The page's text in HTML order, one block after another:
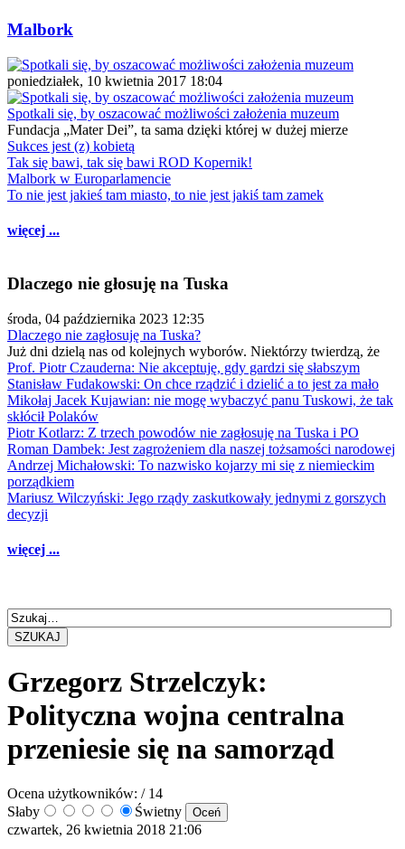
Malbork
poniedziałek, 10 kwietnia 2017 18:04
Spotkali się, by oszacować możliwości założenia muzeum
Fundacja „Mater Dei”, ta sama dzięki której w dużej mierze
Sukces jest (z) kobietą
Tak się bawi, tak się bawi ROD Kopernik!
Malbork w Europarlamencie
To nie jest jakieś tam miasto, to nie jest jakiś tam zamek
więcej ...
Dlaczego nie głosuję na Tuska
środa, 04 października 2023 12:35
Dlaczego nie zagłosuję na Tuska?
Już dni dzielą nas od kolejnych wyborów. Niektórzy twierdzą, że
Prof. Piotr Czauderna: Nie akceptuję, gdy gardzi się słabszym
Stanisław Fudakowski: On chce rządzić i dzielić a to jest za mało
Mikołaj Jacek Kujawian: nie mogę wybaczyć panu Tuskowi, że tak
skłócił Polaków
Piotr Kotlarz: Z trzech powodów nie zagłosuję na Tuska i PO
Roman Dambek: Jest zagrożeniem dla naszej tożsamości narodowej
Andrzej Michałowski: To nazwisko kojarzy mi się z niemieckim
porządkiem
Mariusz Wilczyński: Jego rządy zaskutkowały jednymi z gorszych
decyzji
więcej ...
SZUKAJ
Grzegorz Strzelczyk:
Polityczna wojna centralna
przeniesie się na samorząd
Ocena użytkowników: / 14
Słaby
Świetny
czwartek, 26 kwietnia 2018 21:06